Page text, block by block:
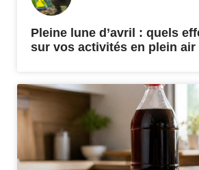
Pleine lune d’avril : quels
sur vos activités en plein air